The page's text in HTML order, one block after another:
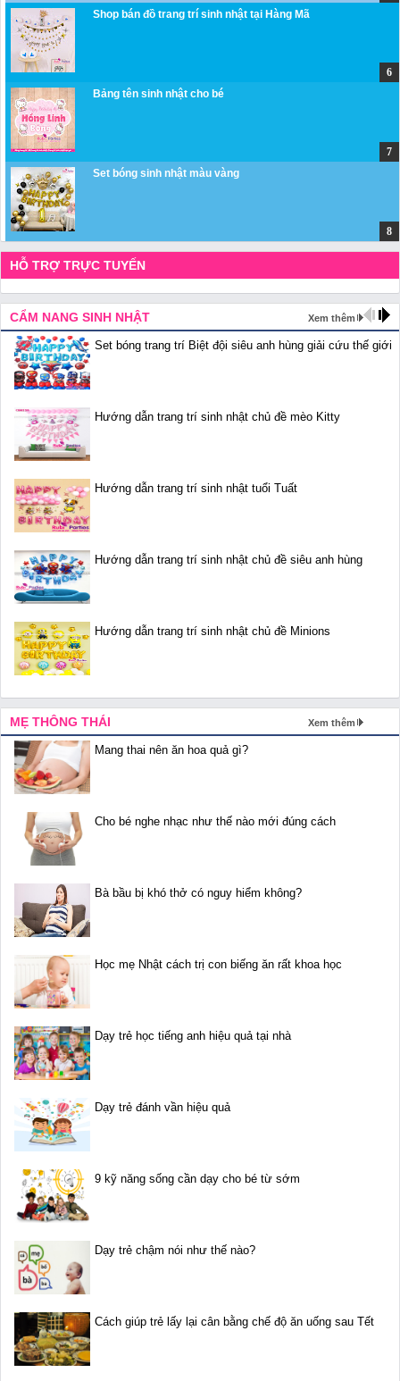
Shop bán đồ trang trí sinh nhật tại Hàng Mã
Bảng tên sinh nhật cho bé
Set bóng sinh nhật màu vàng
HỖ TRỢ TRỰC TUYẾN
CẨM NANG SINH NHẬT Xem thêm
Set bóng trang trí Biệt đội siêu anh hùng giải cứu thế giới
Hướng dẫn trang trí sinh nhật chủ đề mèo Kitty
Hướng dẫn trang trí sinh nhật tuổi Tuất
Hướng dẫn trang trí sinh nhật chủ đề siêu anh hùng
Hướng dẫn trang trí sinh nhật chủ đề Minions
MẸ THÔNG THÁI Xem thêm
Mang thai nên ăn hoa quả gì?
Cho bé nghe nhạc như thế nào mới đúng cách
Bà bầu bị khó thở có nguy hiểm không?
Học mẹ Nhật cách trị con biếng ăn rất khoa học
Dạy trẻ học tiếng anh hiệu quả tại nhà
Dạy trẻ đánh vần hiệu quả
9 kỹ năng sống cần dạy cho bé từ sớm
Dạy trẻ chậm nói như thế nào?
Cách giúp trẻ lấy lại cân bằng chế độ ăn uống sau Tết